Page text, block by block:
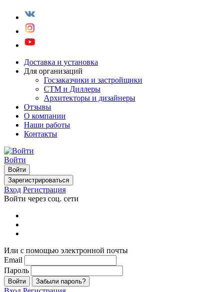
Доставка и установка
Для организаций
Госзаказчики и застройщики
СТМ и Диллеры
Архитекторы и дизайнеры
Отзывы
О компании
Наши работы
Контакты
Войти
Войти
Зарегистрироваться
Вход Регистрация
Войти через соц. сети
Или с помощью электронной почты
Email
Пароль
Войти Забыли пароль?